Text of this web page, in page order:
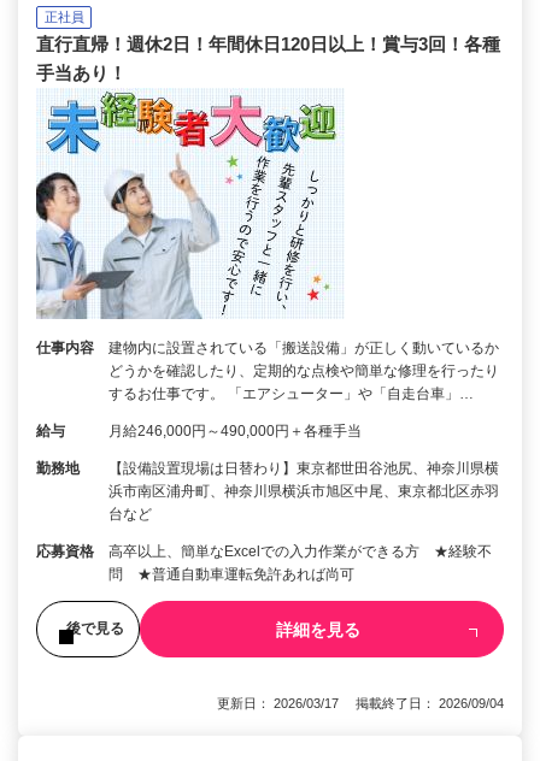
正社員
直行直帰！週休2日！年間休日120日以上！賞与3回！各種
手当あり！
仕事内容
建物内に設置されている「搬送設備」が正しく動いているか
どうかを確認したり、定期的な点検や簡単な修理を行ったり
するお仕事です。 「エアシューター」や「自走台車」…
給与 月給246,000円～490,000円＋各種手当
勤務地
【設備設置現場は日替わり】東京都世田谷池尻、神奈川県横
浜市南区浦舟町、神奈川県横浜市旭区中尾、東京都北区赤羽
台など
応募資格
高卒以上、簡単なExcelでの入力作業ができる方 ★経験不
問 ★普通自動車運転免許あれば尚可
後で見る 詳細を見る
更新日： 2026/03/17 掲載終了日： 2026/09/04